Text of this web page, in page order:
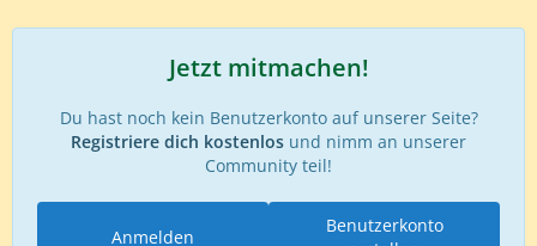
Jetzt mitmachen!
Du hast noch kein Benutzerkonto auf unserer Seite?
Registriere dich kostenlos und nimm an unserer
Community teil!
Benutzerkonto
Anmelden